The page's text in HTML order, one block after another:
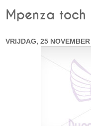
Mpenza toch
VRIJDAG, 25